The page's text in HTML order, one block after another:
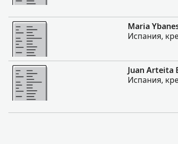
Больше
Maria
Испания,
Больше
Juan Arteita
Испания,